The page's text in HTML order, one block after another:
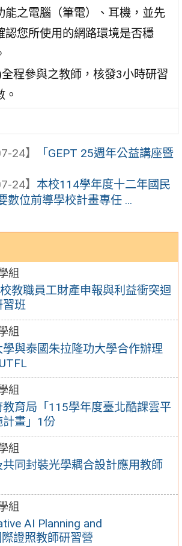
組
教職員工財產申報與利益衝突迴
習班
組
與泰國朱拉隆功大學合作辦理
組
育局「115學年度臺北酷課雲平
畫」1份
組
同封裝光學耦合設計應用教師
組
AI Planning and
證照教師研習營
能之電腦（筆電）、耳機，並先
認您所使用的網路環境是否穩
程參與之教師，核發3小時研習
。
24】
「GEPT 25週年公益講座暨
24】 本校114學年度十二年國民
數位前導學校計畫專任 ...